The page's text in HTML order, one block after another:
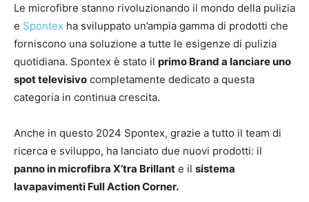
Le microfibre stanno rivoluzionando il mondo della pulizia
e Spontex ha sviluppato un’ampia gamma di prodotti che
forniscono una soluzione a tutte le esigenze di pulizia
quotidiana. Spontex è stato il primo Brand a lanciare uno
spot televisivo completamente dedicato a questa
categoria in continua crescita.
Anche in questo 2024 Spontex, grazie a tutto il team di
ricerca e sviluppo, ha lanciato due nuovi prodotti: il
panno in microfibra X’tra Brillant e il sistema
lavapavimenti Full Action Corner.